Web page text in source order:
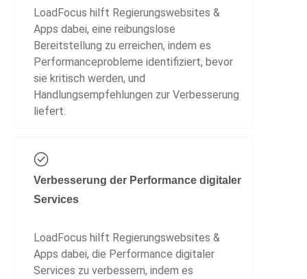
LoadFocus hilft Regierungswebsites &
Apps dabei, eine reibungslose
Bereitstellung zu erreichen, indem es
Performanceprobleme identifiziert, bevor
sie kritisch werden, und
Handlungsempfehlungen zur Verbesserung
liefert.
Verbesserung der Performance digitaler
Services
LoadFocus hilft Regierungswebsites &
Apps dabei, die Performance digitaler
Services zu verbessern, indem es